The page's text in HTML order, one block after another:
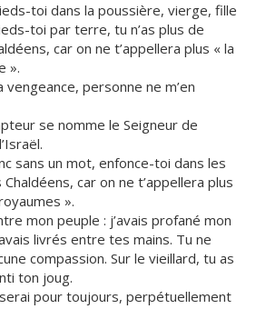
toi dans la poussière, vierge, fille
toi par terre, tu n’as plus de
car on ne t’appellera plus « la
».
vengeance, personne ne m’en
se nomme le Seigneur de
sans un mot, enfonce-toi dans les
car on ne t’appellera plus
».
mon peuple : j’avais profané mon
livrés entre tes mains. Tu ne
compassion. Sur le vieillard, tu as
ton joug.
serai pour toujours, perpétuellement